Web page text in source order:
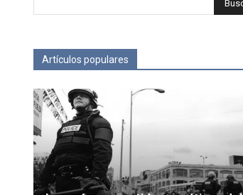
Artículos populares